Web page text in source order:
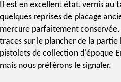
Il est en excellent état, vernis au
quelques reprises de placage
mercure parfaitement
traces sur le plancher de la
pistolets de collection d'époque
mais nous préférons le signaler.